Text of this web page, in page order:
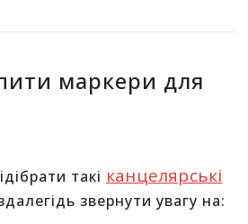
маркери для
такі канцелярські
звернути увагу на: